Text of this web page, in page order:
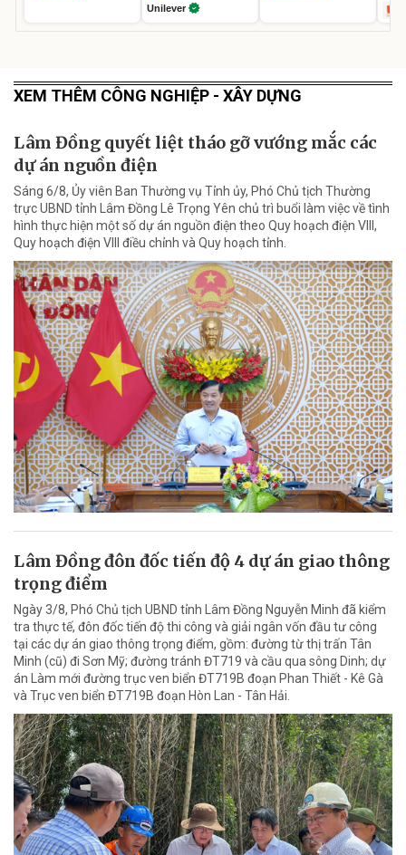
Unilever
XEM THÊM CÔNG NGHIỆP - XÂY DỰNG
Lâm Đồng quyết liệt tháo gỡ vướng mắc các
dự án nguồn điện
Sáng 6/8, Ủy viên Ban Thường vụ Tỉnh ủy, Phó Chủ tịch Thường
trực UBND tỉnh Lâm Đồng Lê Trọng Yên chủ trì buổi làm việc về tình
hình thực hiện một số dự án nguồn điện theo Quy hoạch điện VIII,
Quy hoạch điện VIII điều chỉnh và Quy hoạch tỉnh.
Lâm Đồng đôn đốc tiến độ 4 dự án giao thông
trọng điểm
Ngày 3/8, Phó Chủ tịch UBND tỉnh Lâm Đồng Nguyễn Minh đã kiểm
tra thực tế, đôn đốc tiến độ thi công và giải ngân vốn đầu tư công
tại các dự án giao thông trọng điểm, gồm: đường từ thị trấn Tân
Minh (cũ) đi Sơn Mỹ; đường tránh ĐT719 và cầu qua sông Dinh; dự
án Làm mới đường trục ven biển ĐT719B đoạn Phan Thiết - Kê Gà
và Trục ven biển ĐT719B đoạn Hòn Lan - Tân Hải.